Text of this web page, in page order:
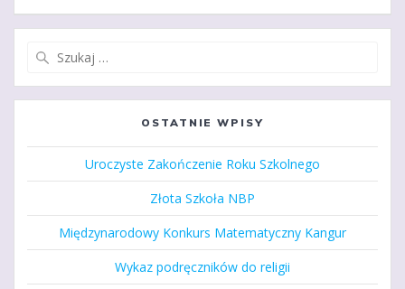
OSTATNIE WPISY
Uroczyste Zakończenie Roku Szkolnego
Złota Szkoła NBP
Międzynarodowy Konkurs Matematyczny Kangur
Wykaz podręczników do religii